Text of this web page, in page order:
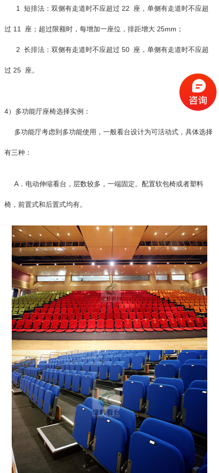
1 短排法：双侧有走道时不应超过 22 座，单侧有走道时不应超
过 11 座；超过限额时，每增加一座位，排距增大 25mm；
2 长排法：双侧有走道时不应超过 50 座，单侧有走道时不应超
过 25 座。
4）多功能厅座椅选择实例：
多功能厅考虑到多功能使用，一般看台设计为可活动式，具体选择
有三种：
A．电动伸缩看台，层数较多，一端固定。配置软包椅或者塑料
椅，前置式和后置式均有。